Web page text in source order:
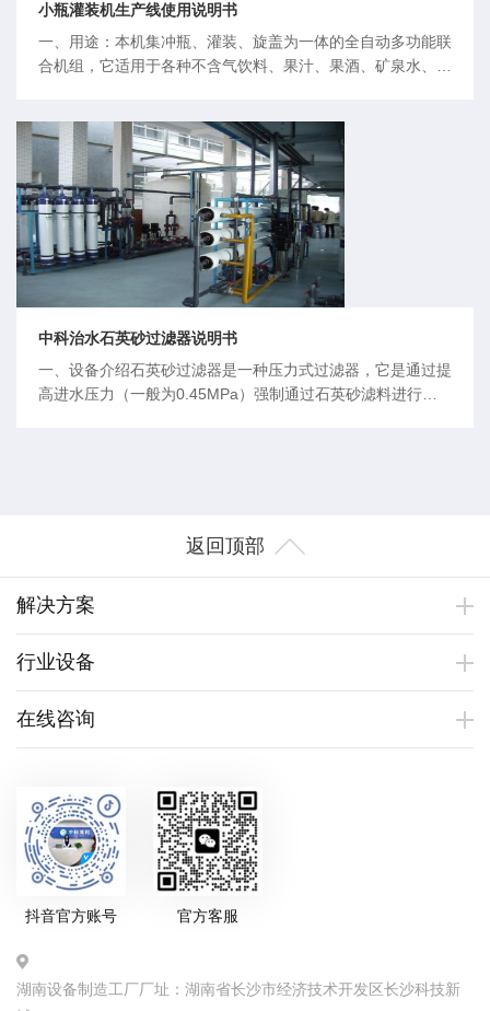
小瓶灌装机生产线使用说明书
一、用途：本机集冲瓶、灌装、旋盖为一体的全自动多功能联
合机组，它适用于各种不含气饮料、果汁、果酒、矿泉水、纯
高，是目前国内先进的饮料机械之一。二、主要技术参数：
1、工位：冲瓶：12头灌装
中科治水石英砂过滤器说明书
一、设备介绍石英砂过滤器是一种压力式过滤器，它是通过提
高进水压力（一般为0.45MPa）强制通过石英砂滤料进行过
返回顶部
解决方案
行业设备
在线咨询
抖音官方账号 官方客服
湖南设备制造工厂厂址：湖南省长沙市经济技术开发区长沙科技新